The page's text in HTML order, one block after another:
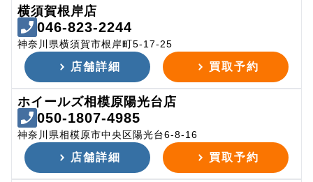
横須賀根岸店
046-823-2244
神奈川県横須賀市根岸町5-17-25
店舗詳細 買取予約
ホイールズ相模原陽光台店
050-1807-4985
神奈川県相模原市中央区陽光台6-8-16
店舗詳細 買取予約